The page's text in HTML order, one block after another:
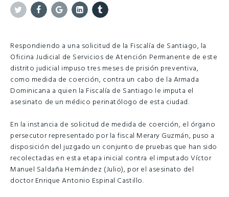
Respondiendo a una solicitud de la Fiscalía de Santiago, la
Oficina Judicial de Servicios de Atención Permanente de este
distrito judicial impuso tres meses de prisión preventiva,
como medida de coerción, contra un cabo de la Armada
Dominicana a quien la Fiscalía de Santiago le imputa el
asesinato de un médico perinatólogo de esta ciudad.
En la instancia de solicitud de medida de coerción, el órgano
persecutor representado por la fiscal Merary Guzmán, puso a
disposición del juzgado un conjunto de pruebas que han sido
recolectadas en esta etapa inicial contra el imputado Víctor
Manuel Saldaña Hernández (Julio), por el asesinato del
doctor Enrique Antonio Espinal Castillo.